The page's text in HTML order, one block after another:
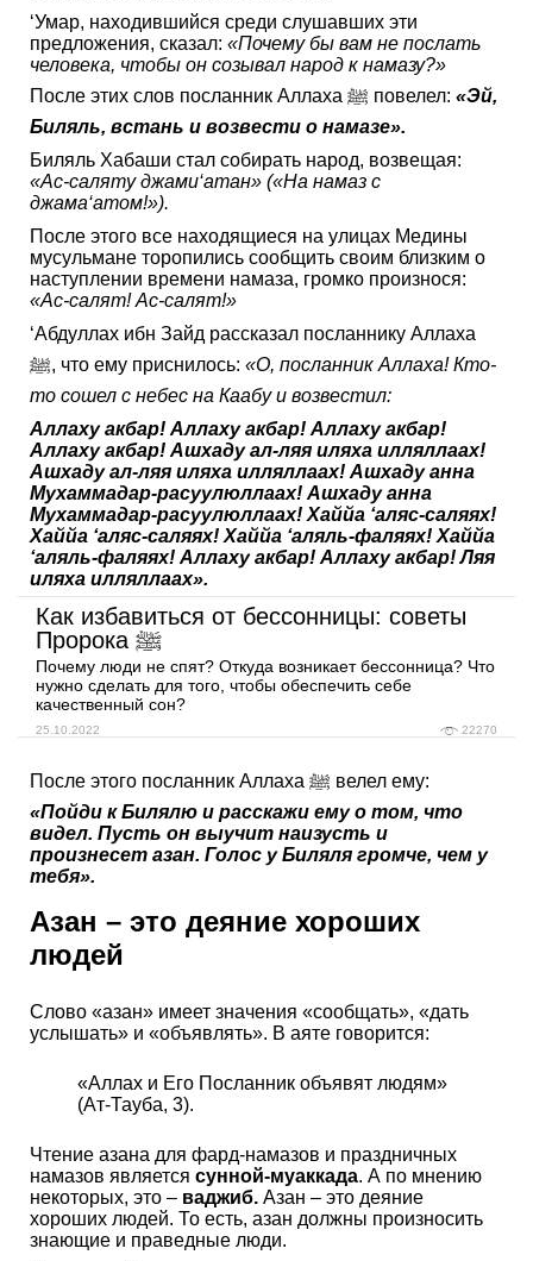
‘Умар, находившийся среди слушавших эти
предложения, сказал: «Почему бы вам не послать
человека, чтобы он созывал народ к намазу?»
После этих слов посланник Аллаха ﷺ повелел: «Эй,
Биляль, встань и возвести о намазе».
Биляль Хабаши стал собирать народ, возвещая:
«Ас-саляту джами‘атан» («На намаз с
джама‘атом!»).
После этого все находящиеся на улицах Медины
мусульмане торопились сообщить своим близким о
наступлении времени намаза, громко произнося:
«Ас-салят! Ас-салят!»
‘Абдуллах ибн Зайд рассказал посланнику Аллаха
ﷺ, что ему приснилось: «О, посланник Аллаха! Кто-
то сошел с небес на Каабу и возвестил:
Аллаху акбар! Аллаху акбар! Аллаху акбар!
Аллаху акбар! Ашхаду ал-ляя иляха илляллаах!
Ашхаду ал-ляя иляха илляллаах! Ашхаду анна
Мухаммадар-расуулюллаах! Ашхаду анна
Мухаммадар-расуулюллаах! Хаййа ‘аляс-саляях!
Хаййа ‘аляс-саляях! Хаййа ‘аляль-фаляях! Хаййа
‘аляль-фаляях! Аллаху акбар! Аллаху акбар! Ляя
иляха илляллаах».
Как избавиться от бессонницы: советы
Пророка ﷺ
Почему люди не спят? Откуда возникает бессонница? Что
нужно сделать для того, чтобы обеспечить себе
качественный сон?
25.10.2022 22270
После этого посланник Аллаха ﷺ велел ему:
«Пойди к Билялю и расскажи ему о том, что
видел. Пусть он выучит наизусть и
произнесет азан. Голос у Биляля громче, чем у
тебя».
Азан – это деяние хороших
людей
Слово «азан» имеет значения «сообщать», «дать
услышать» и «объявлять». В аяте говорится:
«Аллах и Его Посланник объявят людям»
(Ат-Тауба, 3).
Чтение азана для фард-намазов и праздничных
намазов является сунной-муаккада. А по мнению
некоторых, это – ваджиб. Азан – это деяние
хороших людей. То есть, азан должны произносить
знающие и праведные люди.